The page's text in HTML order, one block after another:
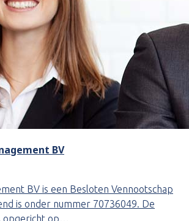
BV
BV is een Besloten Vennootschap
is onder nummer 70736049. De
opgericht op…